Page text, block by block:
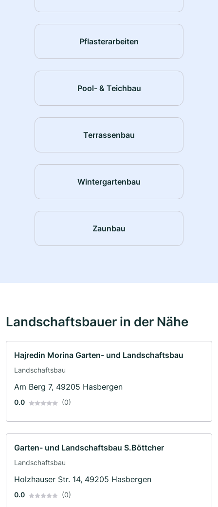
Pflasterarbeiten
Pool- & Teichbau
Terrassenbau
Wintergartenbau
Zaunbau
Landschaftsbauer in der Nähe
Hajredin Morina Garten- und Landschaftsbau
Landschaftsbau
Am Berg 7, 49205 Hasbergen
0.0 (0)
Garten- und Landschaftsbau S.Böttcher
Landschaftsbau
Holzhauser Str. 14, 49205 Hasbergen
0.0 (0)